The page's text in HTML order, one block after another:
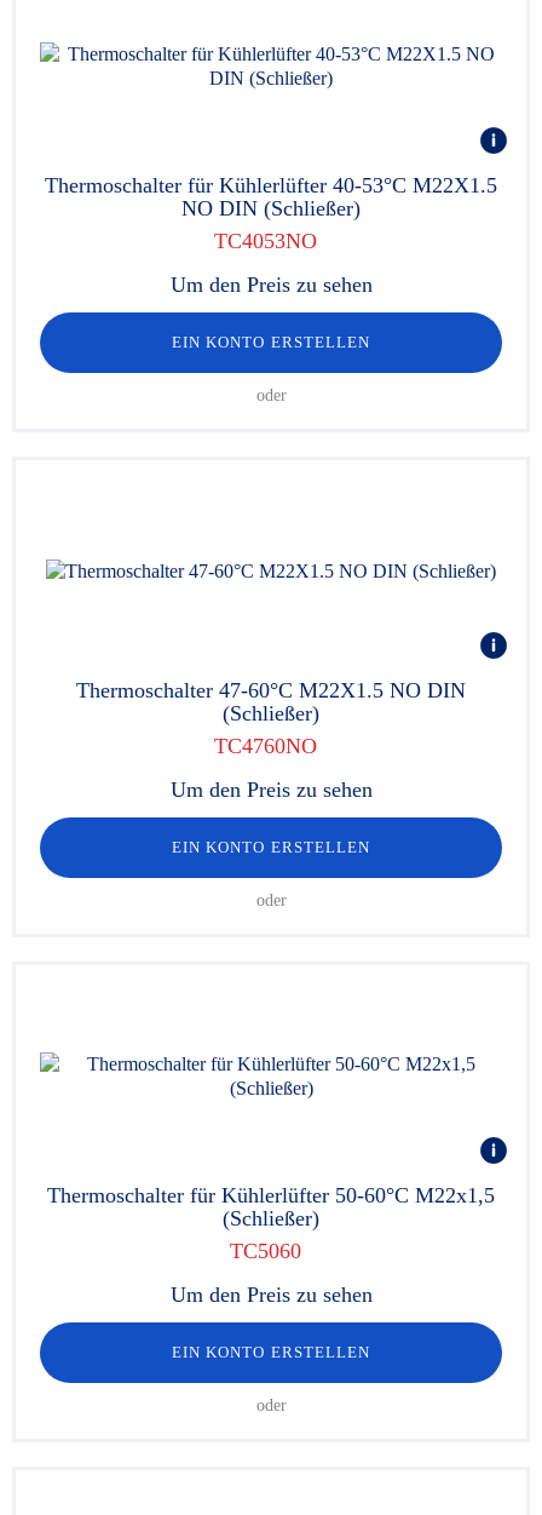
Thermoschalter für Kühlerlüfter 40-53°C M22X1.5
NO DIN (Schließer)
TC4053NO
Um den Preis zu sehen
EIN KONTO ERSTELLEN
oder
Thermoschalter 47-60°C M22X1.5 NO DIN
(Schließer)
TC4760NO
Um den Preis zu sehen
EIN KONTO ERSTELLEN
oder
Thermoschalter für Kühlerlüfter 50-60°C M22x1,5
(Schließer)
TC5060
Um den Preis zu sehen
EIN KONTO ERSTELLEN
oder